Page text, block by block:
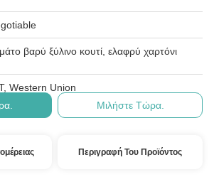
βαρύ ξύλινο κουτί, ελαφρύ χαρτόνι
Western Union
Μιλήστε Τώρα.
Περιγραφή Του Προϊόντος